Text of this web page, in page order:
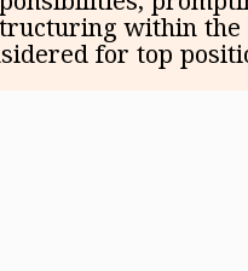
within the
for top